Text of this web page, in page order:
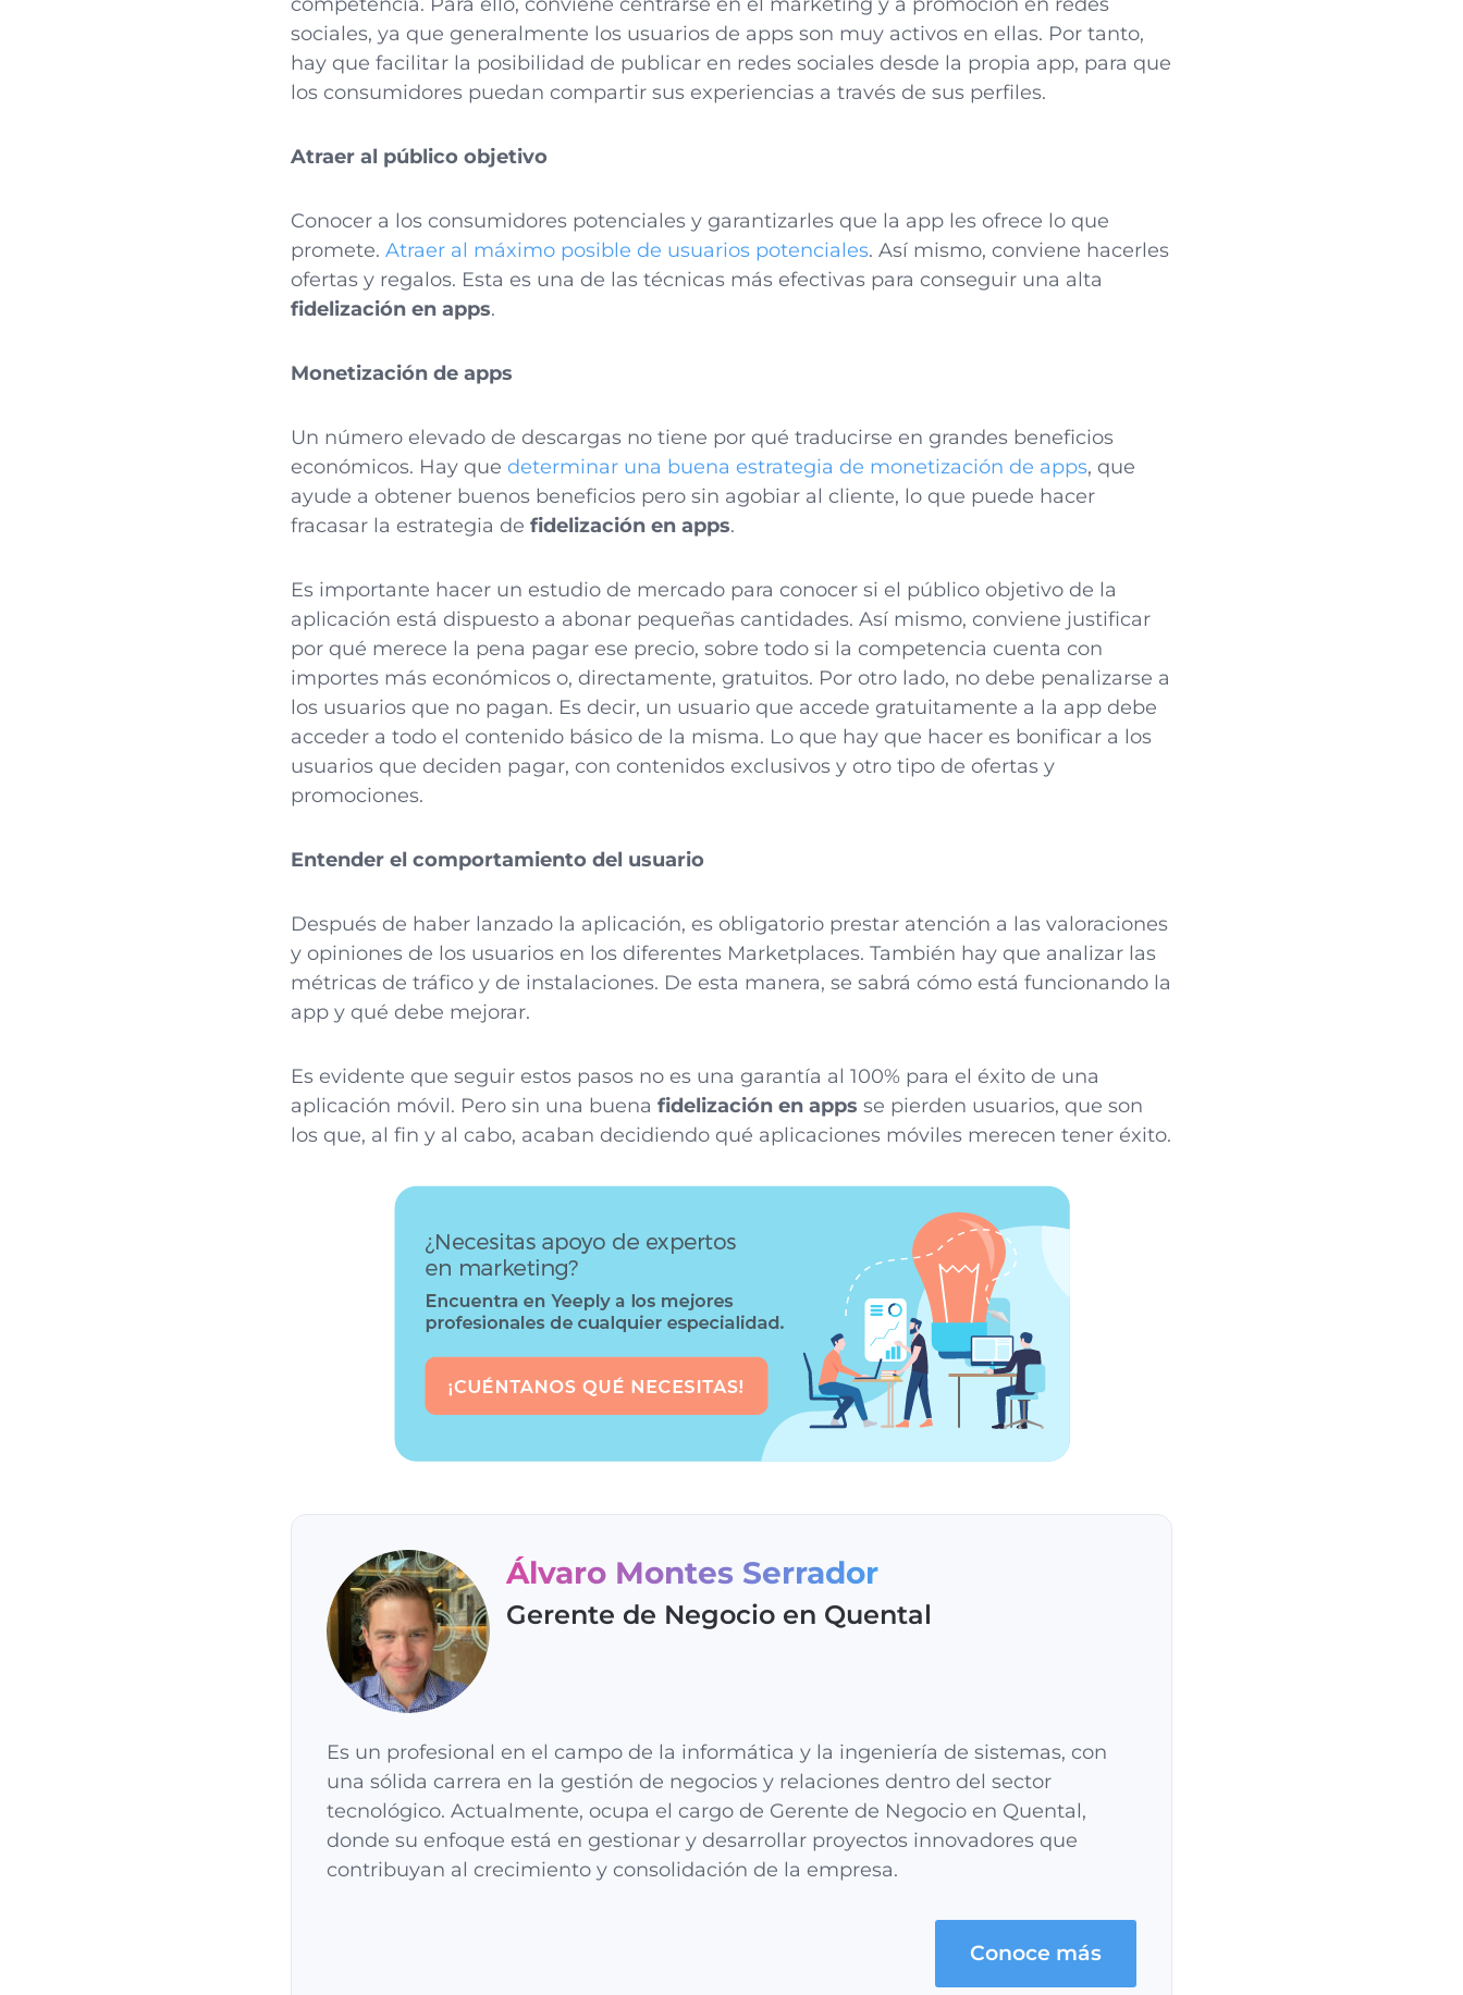
sociales, ya que generalmente los usuarios de apps son muy activos en ellas. Por tanto,
hay que facilitar la posibilidad de publicar en redes sociales desde la propia app, para que
los consumidores puedan compartir sus experiencias a través de sus perfiles.
Atraer al público objetivo
Conocer a los consumidores potenciales y garantizarles que la app les ofrece lo que
promete. Atraer al máximo posible de usuarios potenciales. Así mismo, conviene hacerles
ofertas y regalos. Esta es una de las técnicas más efectivas para conseguir una alta
fidelización en apps.
Monetización de apps
Un número elevado de descargas no tiene por qué traducirse en grandes beneficios
económicos. Hay que determinar una buena estrategia de monetización de apps, que
ayude a obtener buenos beneficios pero sin agobiar al cliente, lo que puede hacer
fracasar la estrategia de fidelización en apps.
Es importante hacer un estudio de mercado para conocer si el público objetivo de la
aplicación está dispuesto a abonar pequeñas cantidades. Así mismo, conviene justificar
por qué merece la pena pagar ese precio, sobre todo si la competencia cuenta con
importes más económicos o, directamente, gratuitos. Por otro lado, no debe penalizarse a
los usuarios que no pagan. Es decir, un usuario que accede gratuitamente a la app debe
acceder a todo el contenido básico de la misma. Lo que hay que hacer es bonificar a los
usuarios que deciden pagar, con contenidos exclusivos y otro tipo de ofertas y
promociones.
Entender el comportamiento del usuario
Después de haber lanzado la aplicación, es obligatorio prestar atención a las valoraciones
y opiniones de los usuarios en los diferentes Marketplaces. También hay que analizar las
métricas de tráfico y de instalaciones. De esta manera, se sabrá cómo está funcionando la
app y qué debe mejorar.
Es evidente que seguir estos pasos no es una garantía al 100% para el éxito de una
aplicación móvil. Pero sin una buena fidelización en apps se pierden usuarios, que son
los que, al fin y al cabo, acaban decidiendo qué aplicaciones móviles merecen tener éxito.
Álvaro Montes Serrador
Gerente de Negocio en Quental
Es un profesional en el campo de la informática y la ingeniería de sistemas, con
una sólida carrera en la gestión de negocios y relaciones dentro del sector
tecnológico. Actualmente, ocupa el cargo de Gerente de Negocio en Quental,
donde su enfoque está en gestionar y desarrollar proyectos innovadores que
contribuyan al crecimiento y consolidación de la empresa.
Conoce más